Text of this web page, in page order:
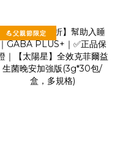
💪父親節限定